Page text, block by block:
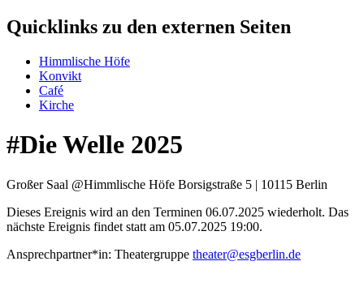
Quicklinks zu den externen Seiten
Himmlische Höfe
Konvikt
Café
Kirche
#Die Welle 2025
Großer Saal @Himmlische Höfe Borsigstraße 5 | 10115 Berlin
Dieses Ereignis wird an den Terminen 06.07.2025 wiederholt. Das
nächste Ereignis findet statt am 05.07.2025 19:00.
Ansprechpartner*in: Theatergruppe theater@esgberlin.de